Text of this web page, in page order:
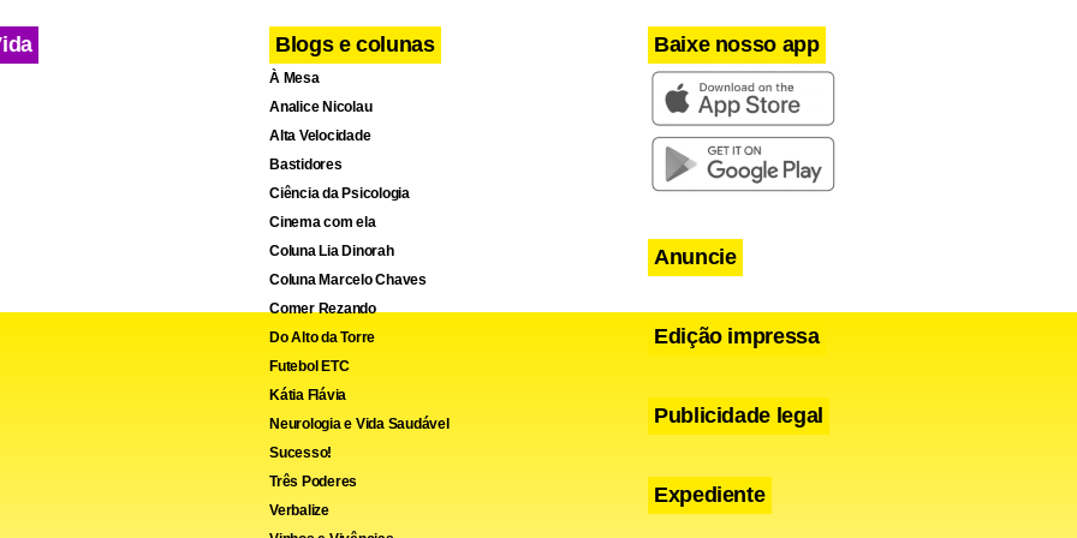
também estão presentes. São eles: BTG Pactual, XP Asset,
Investimentos e Prisma Capital.
Blogs e colunas
À Mesa
Analice Nicolau
Alta Velocidade
Bastidores
Ciência da Psicologia
Cinema com ela
Coluna Lia Dinorah
Coluna Marcelo Chaves
Comer Rezando
Do Alto da Torre
Futebol ETC
Kátia Flávia
Neurologia e Vida Saudável
Sucesso!
Três Poderes
Verbalize
Baixe nosso app
Anuncie
Edição impressa
Publicidade legal
Expediente